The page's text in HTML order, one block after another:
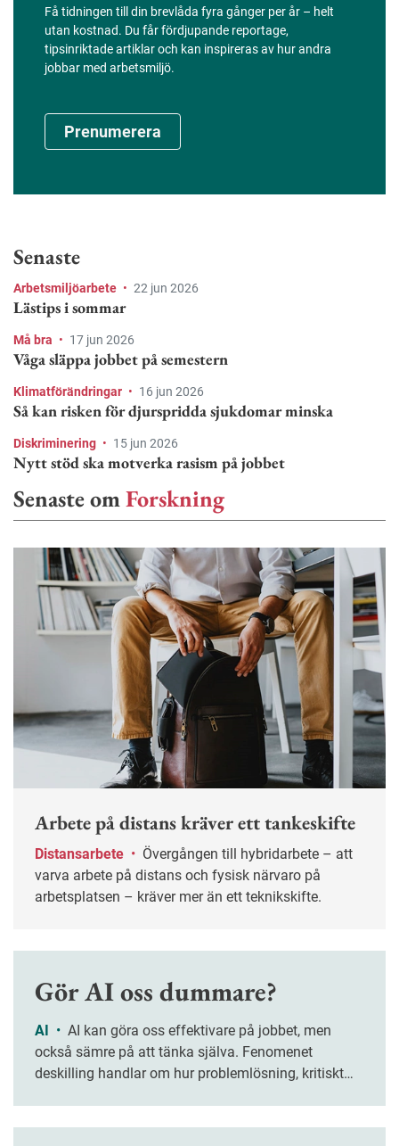
Få tidningen till din brevlåda fyra gånger per år – helt
utan kostnad. Du får fördjupande reportage,
tipsinriktade artiklar och kan inspireras av hur andra
jobbar med arbetsmiljö.
Prenumerera
Senaste
Arbetsmiljöarbete • 22 jun 2026
Lästips i sommar
Må bra • 17 jun 2026
Våga släppa jobbet på semestern
Klimatförändringar • 16 jun 2026
Så kan risken för djurspridda sjukdomar minska
Diskriminering • 15 jun 2026
Nytt stöd ska motverka rasism på jobbet
Senaste omForskning
Arbete på distans kräver ett tankeskifte
Distansarbete •
varva arbete på distans och fysisk närvaro på
arbetsplatsen – kräver mer än ett teknikskifte.
Gör AI oss dummare?
AI •
också sämre på att tänka själva. Fenomenet
deskilling handlar om hur problemlösning, kritiskt